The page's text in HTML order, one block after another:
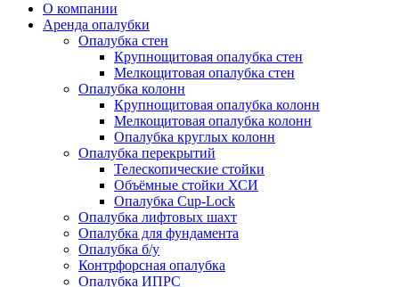
О компании
Аренда опалубки
Опалубка стен
Крупнощитовая опалубка стен
Мелкощитовая опалубка стен
Опалубка колонн
Крупнощитовая опалубка колонн
Мелкощитовая опалубка колонн
Опалубка круглых колонн
Опалубка перекрытий
Телескопические стойки
Объёмные стойки ХСИ
Опалубка Cup-Lock
Опалубка лифтовых шахт
Опалубка для фундамента
Опалубка б/у
Контрфорсная опалубка
Опалубка ИПРС